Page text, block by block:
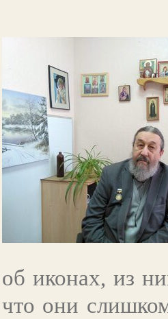
об иконах, из
что они